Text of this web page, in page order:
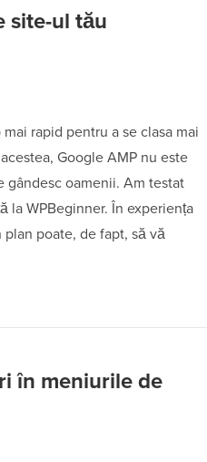
site-ul tău
rapid pentru a se clasa mai
Google AMP nu este
gândesc oamenii. Am testat
la WPBeginner. În experiența
poate, de fapt, să vă
în meniurile de